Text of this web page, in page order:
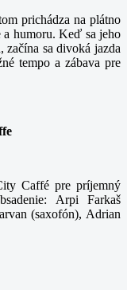
prichádza na plátno
humoru. Keď sa jeho
začína sa divoká jazda
tempo a zábava pre
Caffé pre príjemný
Arpi Farkaš
(saxofón), Adrian